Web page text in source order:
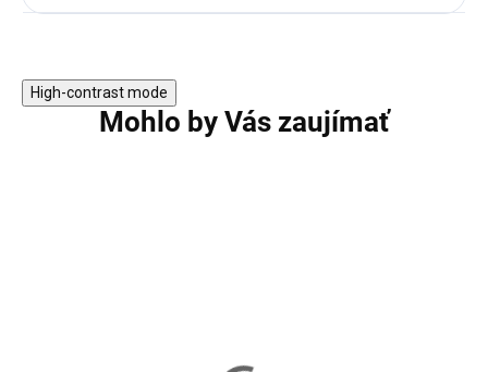
High-contrast mode
Mohlo by Vás zaujímať